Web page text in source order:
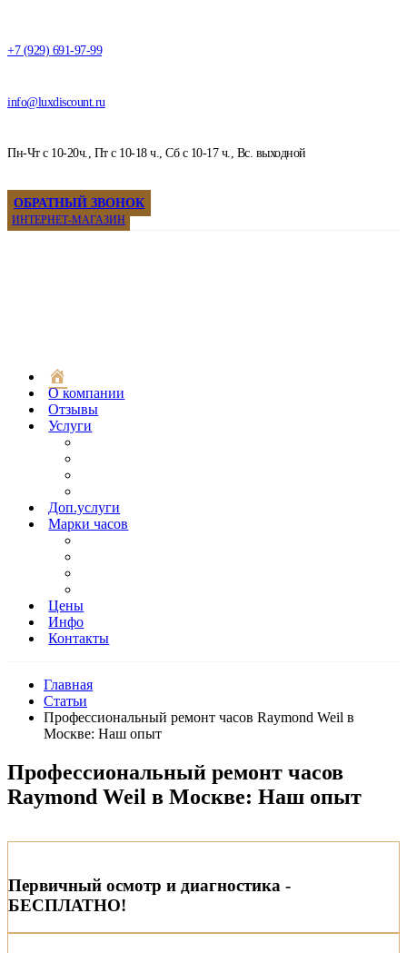
+7 (929) 691-97-99
info@luxdiscount.ru
Пн-Чт с 10-20ч., Пт с 10-18 ч., Сб с 10-17 ч., Вс. выходной
ОБРАТНЫЙ ЗВОНОК
ИНТЕРНЕТ-МАГАЗИН
мастерская
«Верное
Время»:
ремонт
часов
любого
уровня
сложности
О компании
Отзывы
Услуги
Доп.услуги
Марки часов
Цены
Инфо
Контакты
Главная
Статьи
Профессиональный ремонт часов Raymond Weil в
Москве: Наш опыт
Профессиональный ремонт часов
Raymond Weil в Москве: Наш опыт
Первичный осмотр и диагностика -
БЕСПЛАТНО!